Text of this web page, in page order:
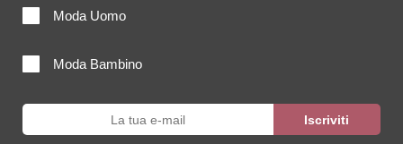
Moda Uomo
Moda Bambino